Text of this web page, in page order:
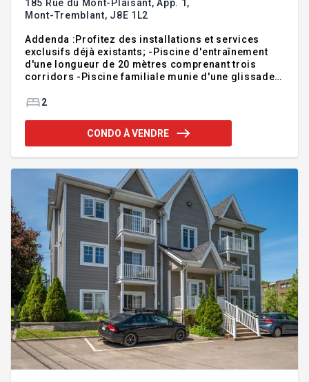
185 Rue du Mont-Plaisant, App. 1,
Mont-Tremblant, J8E 1L2
Addenda :Profitez des installations et services
exclusifs déjà existants; -Piscine d'entraînement
d'une longueur de 20 mètres comprenant trois
corridors -Piscine familiale munie d'une glissade
spas extérieurs ouverts selon les saisons -Piscine
propriétaires ainsi qu'aux gens d'affaires -3
terrains de tennis "har-tru" -Sentiers de randonnée
simulateurs de golf virtuel -Restaurant
2
CONDO À VENDRE